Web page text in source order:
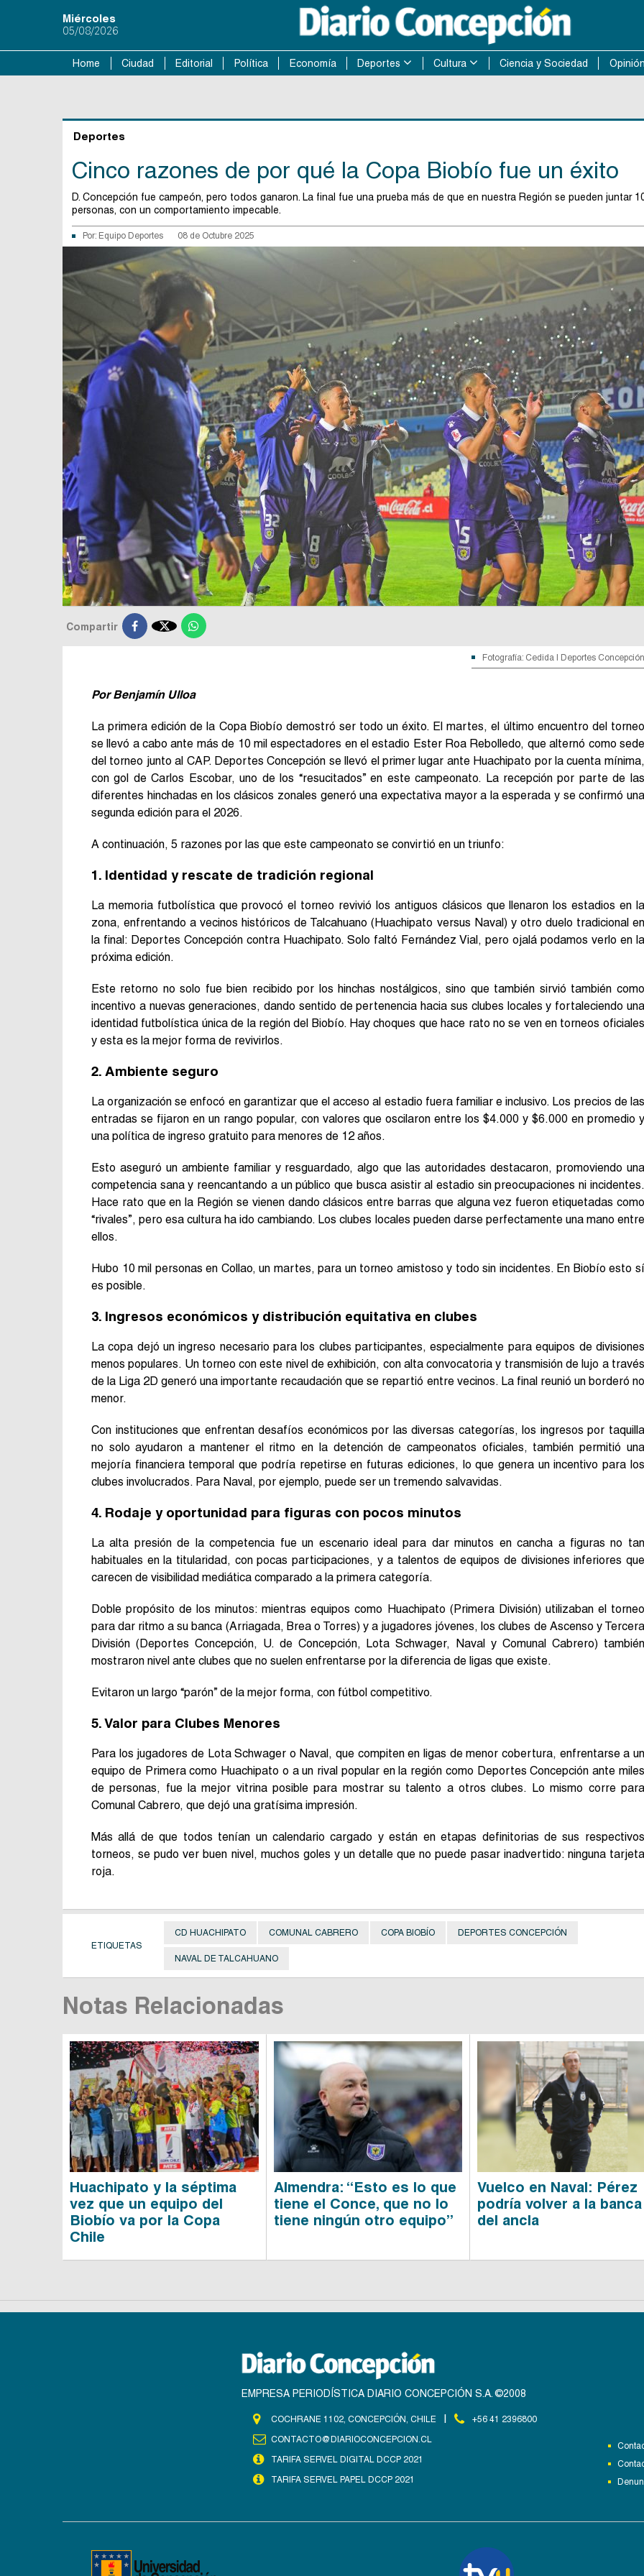
Miércoles
05/08/2026
Home Ciudad Editorial Política Economía Deportes Cultura Ciencia y Sociedad Opinión
Deportes
Cinco razones de por qué la Copa Biobío fue un éxito
D. Concepción fue campeón, pero todos ganaron. La final fue una prueba más de que en nuestra Región se pueden juntar
personas, con un comportamiento impecable.
Por: Equipo Deportes 08 de Octubre 2025
Compartir 
Fotografía: Cedida | Deportes Concepción
Por Benjamín Ulloa
La primera edición de la Copa Biobío demostró ser todo un éxito. El martes, el último encuentro del torneo
se llevó a cabo ante más de 10 mil espectadores en el estadio Ester Roa Rebolledo, que alternó como sede
del torneo junto al CAP. Deportes Concepción se llevó el primer lugar ante Huachipato por la cuenta mínima,
con gol de Carlos Escobar, uno de los “resucitados” en este campeonato. La recepción por parte de las
diferentes hinchadas en los clásicos zonales generó una expectativa mayor a la esperada y se confirmó una
segunda edición para el 2026.
A continuación, 5 razones por las que este campeonato se convirtió en un triunfo:
1. Identidad y rescate de tradición regional
La memoria futbolística que provocó el torneo revivió los antiguos clásicos que llenaron los estadios en la
zona, enfrentando a vecinos históricos de Talcahuano (Huachipato versus Naval) y otro duelo tradicional en
la final: Deportes Concepción contra Huachipato. Solo faltó Fernández Vial, pero ojalá podamos verlo en la
próxima edición.
Este retorno no solo fue bien recibido por los hinchas nostálgicos, sino que también sirvió también como
incentivo a nuevas generaciones, dando sentido de pertenencia hacia sus clubes locales y fortaleciendo una
identidad futbolística única de la región del Biobío. Hay choques que hace rato no se ven en torneos oficiales
y esta es la mejor forma de revivirlos.
2. Ambiente seguro
La organización se enfocó en garantizar que el acceso al estadio fuera familiar e inclusivo. Los precios de las
entradas se fijaron en un rango popular, con valores que oscilaron entre los $4.000 y $6.000 en promedio y
una política de ingreso gratuito para menores de 12 años.
Esto aseguró un ambiente familiar y resguardado, algo que las autoridades destacaron, promoviendo una
competencia sana y reencantando a un público que busca asistir al estadio sin preocupaciones ni incidentes.
Hace rato que en la Región se vienen dando clásicos entre barras que alguna vez fueron etiquetadas como
“rivales”, pero esa cultura ha ido cambiando. Los clubes locales pueden darse perfectamente una mano entre
ellos.
Hubo 10 mil personas en Collao, un martes, para un torneo amistoso y todo sin incidentes. En Biobío esto sí
es posible.
3. Ingresos económicos y distribución equitativa en clubes
La copa dejó un ingreso necesario para los clubes participantes, especialmente para equipos de divisiones
menos populares. Un torneo con este nivel de exhibición, con alta convocatoria y transmisión de lujo a través
de la Liga 2D generó una importante recaudación que se repartió entre vecinos. La final reunió un borderó no
menor.
Con instituciones que enfrentan desafíos económicos por las diversas categorías, los ingresos por taquilla
no solo ayudaron a mantener el ritmo en la detención de campeonatos oficiales, también permitió una
mejoría financiera temporal que podría repetirse en futuras ediciones, lo que genera un incentivo para los
clubes involucrados. Para Naval, por ejemplo, puede ser un tremendo salvavidas.
4. Rodaje y oportunidad para figuras con pocos minutos
La alta presión de la competencia fue un escenario ideal para dar minutos en cancha a figuras no tan
habituales en la titularidad, con pocas participaciones, y a talentos de equipos de divisiones inferiores que
carecen de visibilidad mediática comparado a la primera categoría.
Doble propósito de los minutos: mientras equipos como Huachipato (Primera División) utilizaban el torneo
para dar ritmo a su banca (Arriagada, Brea o Torres) y a jugadores jóvenes, los clubes de Ascenso y Tercera
División (Deportes Concepción, U. de Concepción, Lota Schwager, Naval y Comunal Cabrero) también
mostraron nivel ante clubes que no suelen enfrentarse por la diferencia de ligas que existe.
Evitaron un largo “parón” de la mejor forma, con fútbol competitivo.
5. Valor para Clubes Menores
Para los jugadores de Lota Schwager o Naval, que compiten en ligas de menor cobertura, enfrentarse a un
equipo de Primera como Huachipato o a un rival popular en la región como Deportes Concepción ante miles
de personas, fue la mejor vitrina posible para mostrar su talento a otros clubes. Lo mismo corre para
Comunal Cabrero, que dejó una gratísima impresión.
Más allá de que todos tenían un calendario cargado y están en etapas definitorias de sus respectivos
torneos, se pudo ver buen nivel, muchos goles y un detalle que no puede pasar inadvertido: ninguna tarjeta
roja.
ETIQUETAS
CD HUACHIPATO COMUNAL CABRERO COPA BIOBÍO DEPORTES CONCEPCIÓN
NAVAL DE TALCAHUANO
Notas Relacionadas
Huachipato y la séptima
vez que un equipo del
Biobío va por la Copa
Chile
Almendra: “Esto es lo que
tiene el Conce, que no lo
tiene ningún otro equipo”
Vuelco en Naval: Pérez
podría volver a la banca
del ancla
EMPRESA PERIODÍSTICA DIARIO CONCEPCIÓN S.A. ©2008
COCHRANE 1102, CONCEPCIÓN, CHILE
+56 41 2396800
CONTACTO@DIARIOCONCEPCION.CL
TARIFA SERVEL DIGITAL DCCP 2021
TARIFA SERVEL PAPEL DCCP 2021